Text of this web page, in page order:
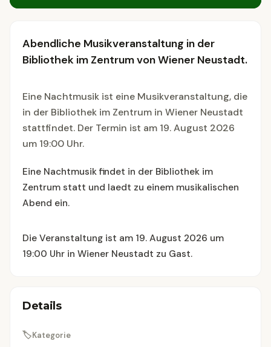
Abendliche Musikveranstaltung in der
Bibliothek im Zentrum von Wiener Neustadt.
Eine Nachtmusik ist eine Musikveranstaltung, die
in der Bibliothek im Zentrum in Wiener Neustadt
stattfindet. Der Termin ist am 19. August 2026
um 19:00 Uhr.
Eine Nachtmusik findet in der Bibliothek im
Zentrum statt und laedt zu einem musikalischen
Abend ein.
Die Veranstaltung ist am 19. August 2026 um
19:00 Uhr in Wiener Neustadt zu Gast.
Details
🏷Kategorie